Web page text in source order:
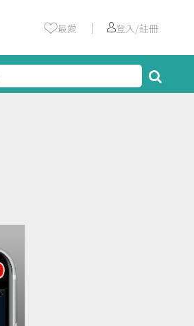
最愛 ｜ 登入/註冊